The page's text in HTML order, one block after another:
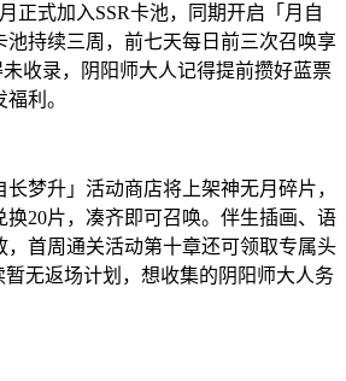
正式加入SSR卡池，同期开启「月自
池持续三周，前七天每日前三次召唤享
收录，阴阳师大人记得提前攒好蓝票
利。
梦升」活动商店将上架神无月碎片，
20片，凑齐即可召唤。伴生插画、语
，首周通关活动第十章还可领取专属头
暂无返场计划，想收集的阴阳师大人务